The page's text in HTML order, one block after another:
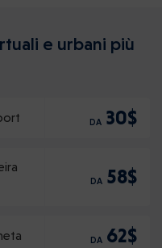
e urbani più
DA 30$
DA 58$
DA 62$